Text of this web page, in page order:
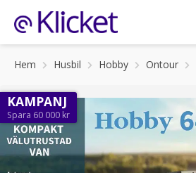
Hem Husbil Hobby Ontour
KAMPANJ
Spara 60 000 kr